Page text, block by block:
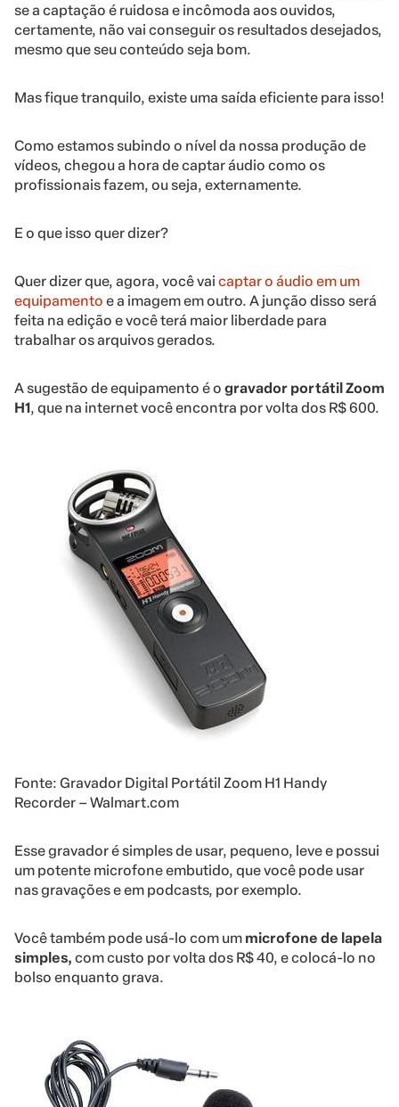
se a captação é ruidosa e incômoda aos ouvidos,
certamente, não vai conseguir os resultados desejados,
mesmo que seu conteúdo seja bom.
Mas fique tranquilo, existe uma saída eficiente para isso!
Como estamos subindo o nível da nossa produção de
vídeos, chegou a hora de captar áudio como os
profissionais fazem, ou seja, externamente.
E o que isso quer dizer?
Quer dizer que, agora, você vai captar o áudio em um
equipamento e a imagem em outro. A junção disso será
feita na edição e você terá maior liberdade para
trabalhar os arquivos gerados.
A sugestão de equipamento é o gravador portátil Zoom
H1, que na internet você encontra por volta dos R$ 600.
Fonte: Gravador Digital Portátil Zoom H1 Handy
Recorder – Walmart.com
Esse gravador é simples de usar, pequeno, leve e possui
um potente microfone embutido, que você pode usar
nas gravações e em podcasts, por exemplo.
Você também pode usá-lo com um microfone de lapela
simples, com custo por volta dos R$ 40, e colocá-lo no
bolso enquanto grava.